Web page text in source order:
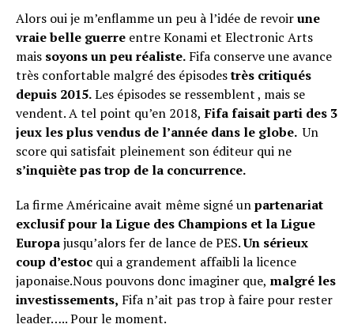
Alors oui je m’enflamme un peu à l’idée de revoirune
vraie belle guerre entre Konami et Electronic Arts
mais soyons un peu réaliste. Fifa conserve une avance
très confortable malgré des épisodestrès critiqués
depuis 2015.Les épisodes se ressemblent , mais se
vendent. A tel point qu’en 2018, Fifa faisait parti des 3
jeux les plus vendus de l’année dans le globe. Un
score qui satisfait pleinement son éditeur qui ne
s’inquiète pas trop de la concurrence.
La firme Américaine avait même signé unpartenariat
exclusif pour la Ligue des Champions et la Ligue
Europajusqu’alors fer de lance de PES.Un sérieux
coup d’estoc qui a grandement affaibli la licence
japonaise.Nous pouvons donc imaginer que, malgré les
investissements, Fifa n’ait pas trop à faire pour rester
leader….. Pour le moment.